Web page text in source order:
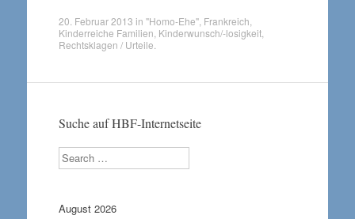
20. Februar 2013 in "Homo-Ehe", Frankreich
Kinderreiche Familien Kinderwunsch/-losigkeit,
Rechtsklagen / Urteile
Suche auf HBF-Internetseite
Search
August 2026